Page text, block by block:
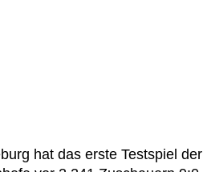
hat das erste Testspiel der